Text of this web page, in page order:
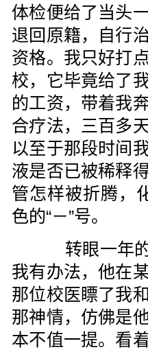
体检便给了当头
退回原籍，自行
资格。我只好打
校，它毕竟给了
的工资，带着我
合疗法，三百多
以至于那段时间
液是否已被稀释
管怎样被折腾，
色的“－”号。
转眼一年的
我有办法，他在
那位校医瞟了我
那神情，仿佛是
本不值一提。看